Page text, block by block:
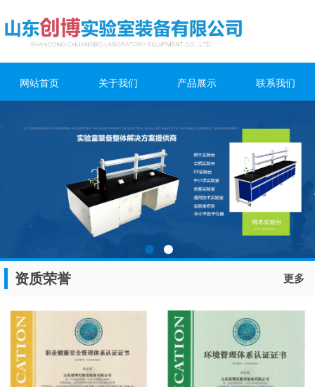
网站首页 关于我们 产品展示 联系我们
资质荣誉 更多